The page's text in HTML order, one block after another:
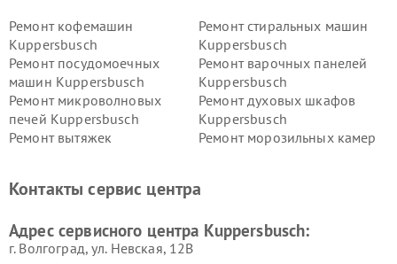
Ремонт кофемашин
Kuppersbusch
Ремонт стиральных машин
Kuppersbusch
Ремонт посудомоечных
машин Kuppersbusch
Ремонт варочных панелей
Kuppersbusch
Ремонт микроволновых
печей Kuppersbusch
Ремонт духовых шкафов
Kuppersbusch
Ремонт вытяжек
Ремонт морозильных камер
Kuppersbusch
вакуумных упаковщиков
Ремонт сушильных машин Kuppersbusch
Контакты сервис центра
Адрес сервисного центра Kuppersbusch:
г. Волгоград, ул. Невская, 12В